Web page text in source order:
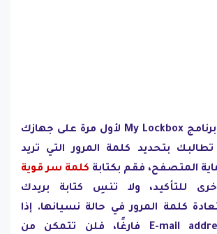
بمجرد تشغيل برنامج My Lockbox لأول مرة على جهازك
بتحديد كلمة المرور التي تريد
المتصفح، فقم بكتابة كلمة سر قوية
للتأكيد، ولا تنسِ كتابة بريدك
كلمة المرور في حالة نسيانها. إذا
تركت حقل E-mail address فارغًا، فلن تتمكن من